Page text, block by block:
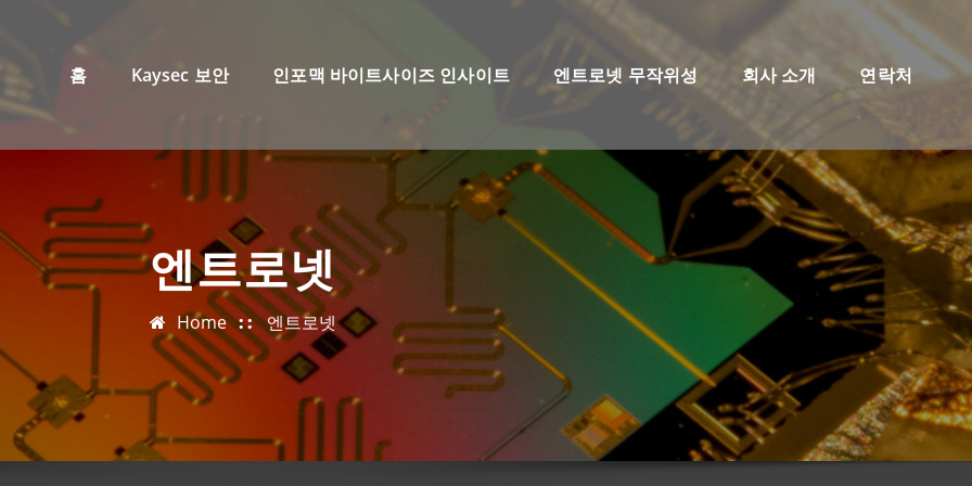
홈 Kaysec 보안 인포맥 바이트사이즈 인사이트 엔트로넷 무작위성 회사 소개 연락처
엔트로넷
Home 엔트로넷